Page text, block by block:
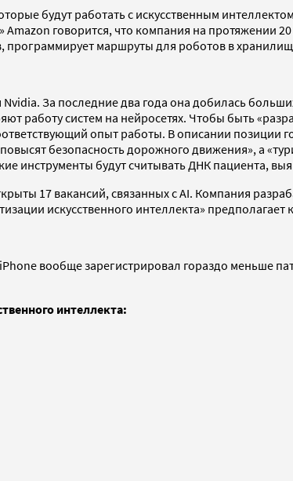
будут работать с искусственным
говорится, что компания на протяжении
маршруты для роботов в
За последние два года она добилась
работу систем на нейросетях. Чтобы быть
опыт работы. В описании позиции
безопасность дорожного движения», а
инструменты будут считывать ДНК пациента,
17 вакансий, связанных с AI. Компания
искусственного интеллекта»
вообще зарегистрировал гораздо меньше
интеллекта: